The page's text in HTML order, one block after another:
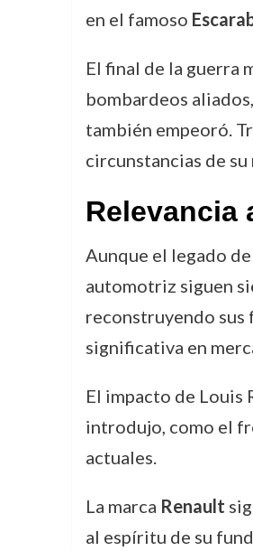
en el famoso
El final de la guerra
bombardeos
también empeoró.
circunstancias de
Relevancia
Aunque el legado de
automotriz siguen
reconstruyendo sus
significativa en
El impacto de Louis
introdujo, como el
actuales.
La marca Renault
al espíritu de su